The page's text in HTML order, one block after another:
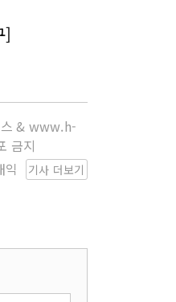
]
& www.h-
금지
기사 더보기
익